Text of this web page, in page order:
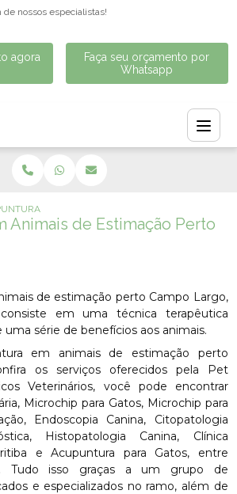
nossos especialistas!
agora
Faça seu orçamento por
Whatsapp
EM ANIMAIS DE ESTIMAÇÃO PERTO
Animais de Estimação Perto
de estimação perto Campo Largo,
em uma técnica terapêutica
série de benefícios aos animais.
em animais de estimação perto
os serviços oferecidos pela Pet
Veterinários, você pode encontrar
Microchip para Gatos, Microchip para
Endoscopia Canina, Citopatologia
Histopatologia Canina, Clínica
e Acupuntura para Gatos, entre
Tudo isso graças a um grupo de
e especializados no ramo, além de